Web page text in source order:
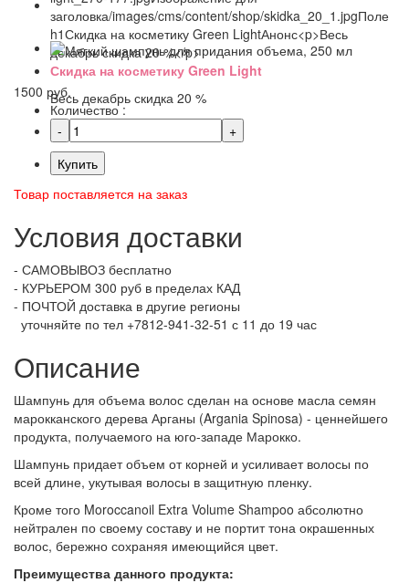
Скидка на косметику Green Light
Весь декабрь скидка 20 %
1500 руб.
Количество :
Купить
Товар поставляется на заказ
Условия доставки
- САМОВЫВОЗ бесплатно
- КУРЬЕРОМ 300 руб в пределах КАД
- ПОЧТОЙ доставка в другие регионы
уточняйте по тел +7812-941-32-51 с 11 до 19 час
Описание
Шампунь для объема волос сделан на основе масла семян
марокканского дерева Арганы (Argania Spinosa) - ценнейшего
продукта, получаемого на юго-западе Марокко.
Шампунь придает объем от корней и усиливает волосы по
всей длине, укутывая волосы в защитную пленку.
Кроме того Moroccanoil Extra Volume Shampoo абсолютно
нейтрален по своему составу и не портит тона окрашенных
волос, бережно сохраняя имеющийся цвет.
Преимущества данного продукта: